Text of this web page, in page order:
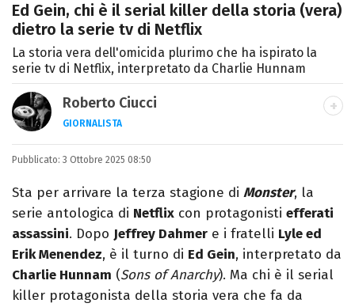
Ed Gein, chi è il serial killer della storia (vera)
dietro la serie tv di Netflix
La storia vera dell'omicida plurimo che ha ispirato la
serie tv di Netflix, interpretato da Charlie Hunnam
Roberto Ciucci
GIORNALISTA
INSTAGRAM
FACEBOOK
Appassionato di sport, avido consumatore
di manga e film, cultore di tutto ciò che è
stato girato da Quentin Tarantino e
musicista nel tempo libero.
Pubblicato: 3 Ottobre 2025 08:50
Sta per arrivare la terza stagione di Monster, la
serie antologica di Netflix con protagonisti efferati
assassini. Dopo Jeffrey Dahmer e i fratelli Lyle ed
Erik Menendez, è il turno di Ed Gein, interpretato da
Charlie Hunnam (Sons of Anarchy). Ma chi è il serial
killer protagonista della storia vera che fa da